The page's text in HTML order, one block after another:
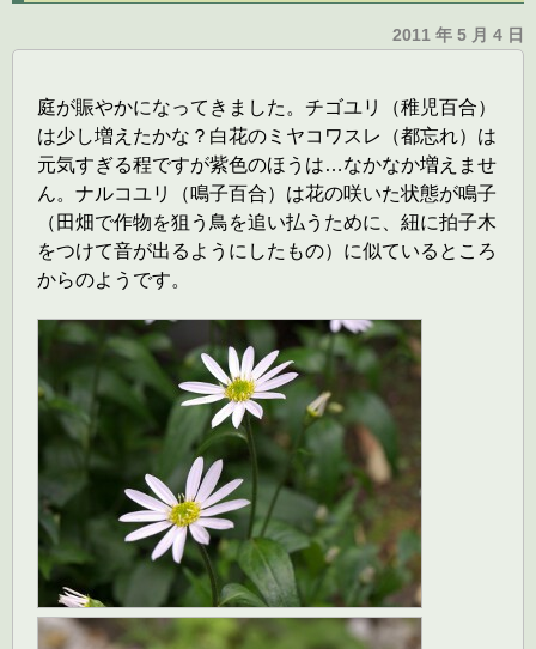
2011 年 5 月 4 日
庭が賑やかになってきました。チゴユリ（稚児百合）
は少し増えたかな？白花のミヤコワスレ（都忘れ）は
元気すぎる程ですが紫色のほうは…なかなか増えませ
ん。ナルコユリ（鳴子百合）は花の咲いた状態が鳴子
（田畑で作物を狙う鳥を追い払うために、紐に拍子木
をつけて音が出るようにしたもの）に似ているところ
からのようです。